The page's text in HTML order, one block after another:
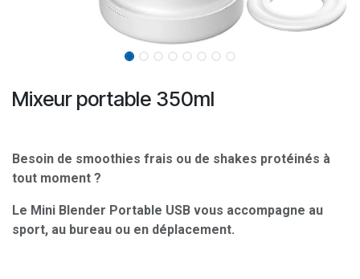
Mixeur portable 350ml
Besoin de smoothies frais ou de shakes protéinés à
tout moment ?
Le Mini Blender Portable USB vous accompagne au
sport, au bureau ou en déplacement.